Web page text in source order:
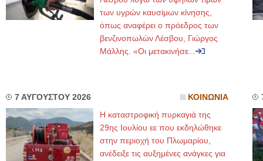
των υγρών καυσίμων κίνησης,
όπως αναφέρει ο πρόεδρος των
βενζινοπωλών Λέσβου, Γιώργος
Μάλλης. «Οι μετακινήσε...
7 ΑΥΓΟΥΣΤΟΥ 2026 ΚΟΙΝΩΝΙΑ
Η καταστροφική πυρκαγιά της
29ης Ιουλίου εε που εκδηλώθηκε
στην περιοχή του Πλωμαρίου,
ανέδειξε τις αυξημένες ανάγκες για